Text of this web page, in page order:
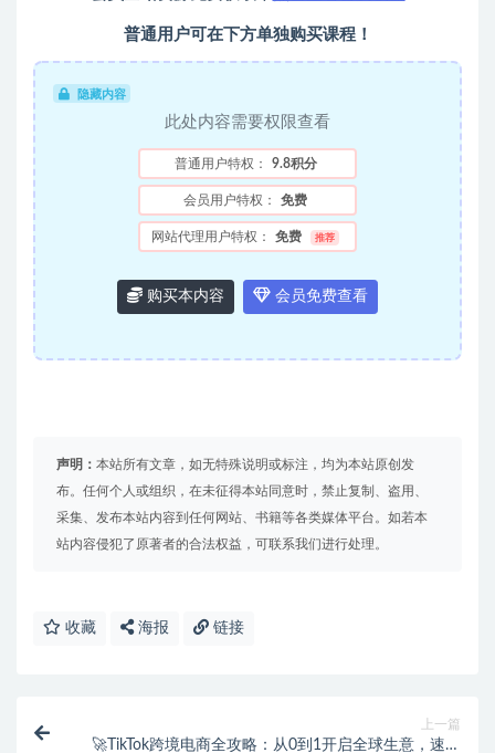
普通用户可在下方单独购买课程！
隐藏内容
此处内容需要权限查看
普通用户特权： 9.8积分
会员用户特权： 免费
网站代理用户特权： 免费 推荐
购买本内容 会员免费查看
声明： 本站所有文章，如无特殊说明或标注，均为本站原创发
布。任何个人或组织，在未征得本站同意时，禁止复制、盗用、
采集、发布本站内容到任何网站、书籍等各类媒体平台。如若本
站内容侵犯了原著者的合法权益，可联系我们进行处理。
收藏 海报 链接
上一篇
🚀TikTok跨境电商全攻略：从0到1开启全球生意，速成